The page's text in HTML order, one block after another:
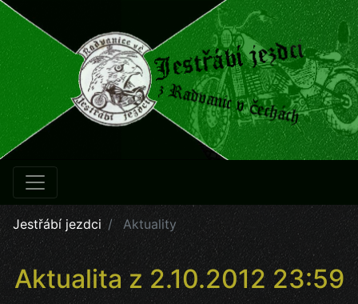
Jestřábí jezdci Aktuality
Aktualita z 2.10.2012 23:59